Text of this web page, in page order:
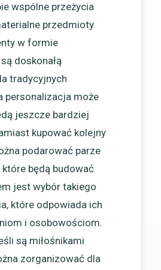
wspólne przeżycia
przedmioty.
w formie
doskonałą
tradycyjnych
personalizacja może
jeszcze bardziej
kupować kolejny
podarować parze
będą budować
jest wybór takiego
które odpowiada ich
i osobowościom.
są miłośnikami
zorganizować dla